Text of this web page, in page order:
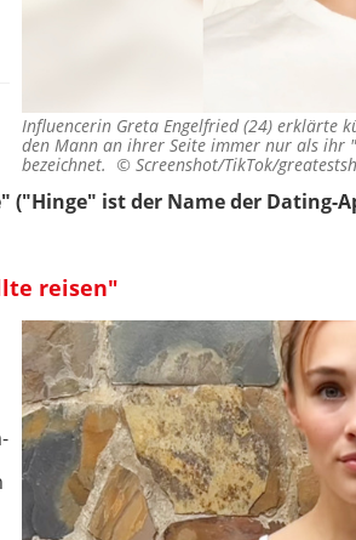
Influencerin Greta Engelfried (24) erklärte
den Mann an ihrer Seite immer nur als ihr
bezeichnet. © Screenshot/TikTok/
ist der Name der Dating-
reisen"